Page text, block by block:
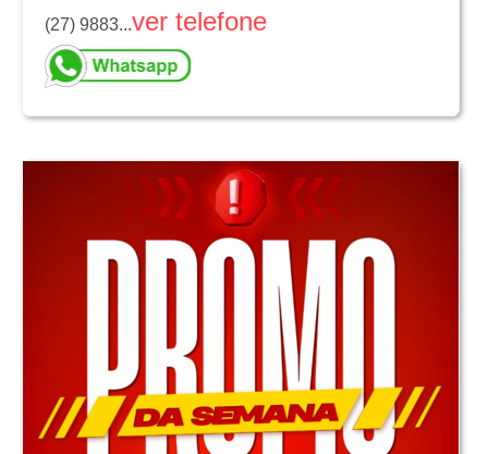
(27) 9883...ver telefone